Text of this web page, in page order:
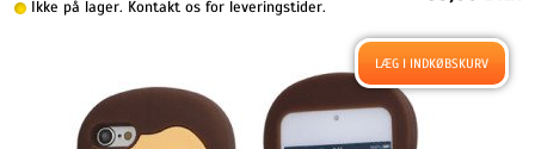
Ikke på lager. Kontakt os for leveringstider.